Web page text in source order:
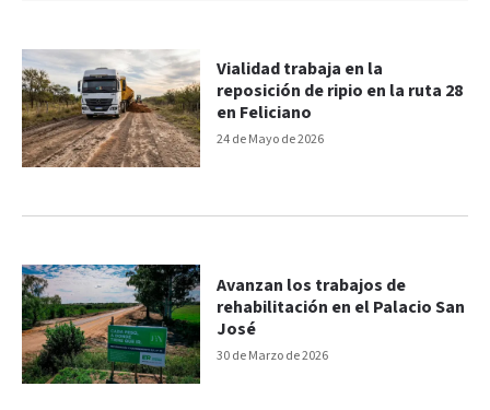
24 de Mayo de 2026
Vialidad trabaja en la
reposición de ripio en la ruta 28
en Feliciano
30 de Marzo de 2026
Avanzan los trabajos de
rehabilitación en el Palacio San
José